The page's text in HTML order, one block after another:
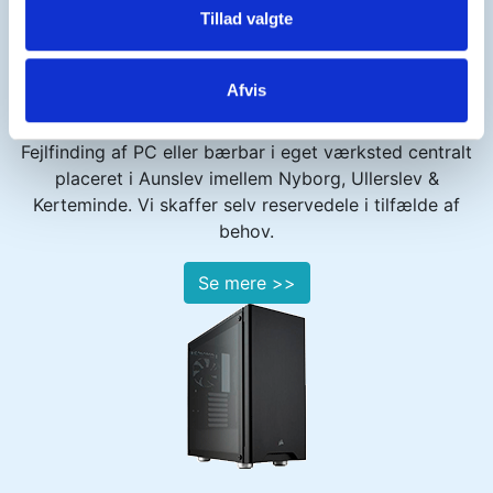
Tillad valgte
Afvis
Fejlfinding af PC eller bærbar i eget værksted centralt
placeret i Aunslev imellem Nyborg, Ullerslev &
Kerteminde. Vi skaffer selv reservedele i tilfælde af
behov.
Se mere >>